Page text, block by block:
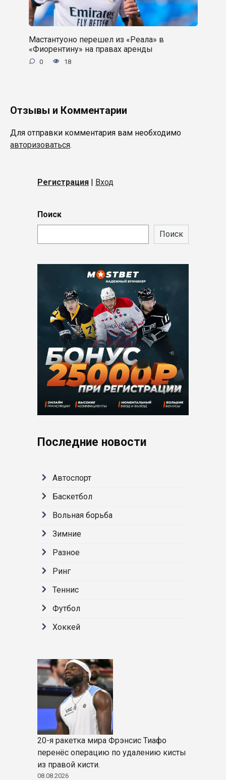
Мастантуоно перешел из «Реала» в
«Фиорентину» на правах аренды
0 18
Отзывы и Комментарии
Для отправки комментария вам необходимо
авторизоваться.
Регистрация | Вход
Поиск
Поиск
Последние новости
Автоспорт
Баскетбол
Вольная борьба
Зимние
Разное
Ринг
Теннис
Футбол
Хоккей
20-я ракетка мира Фрэнсис Тиафо
перенёс операцию по удалению кисты
из правой кисти.
08.08.2026